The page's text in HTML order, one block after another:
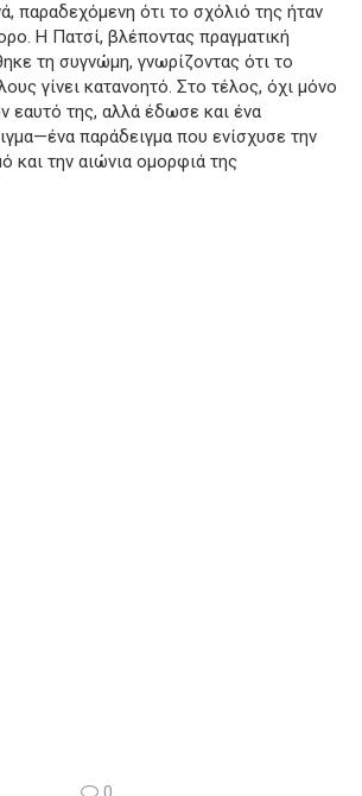
παραδεχόμενη ότι το σχόλιό της ήταν
Η Πατσί, βλέποντας πραγματική
τη συγνώμη, γνωρίζοντας ότι το
γίνει κατανοητό. Στο τέλος, όχι μόνο
εαυτό της, αλλά έδωσε και ένα
παράδειγμα που ενίσχυσε την
και την αιώνια ομορφιά της